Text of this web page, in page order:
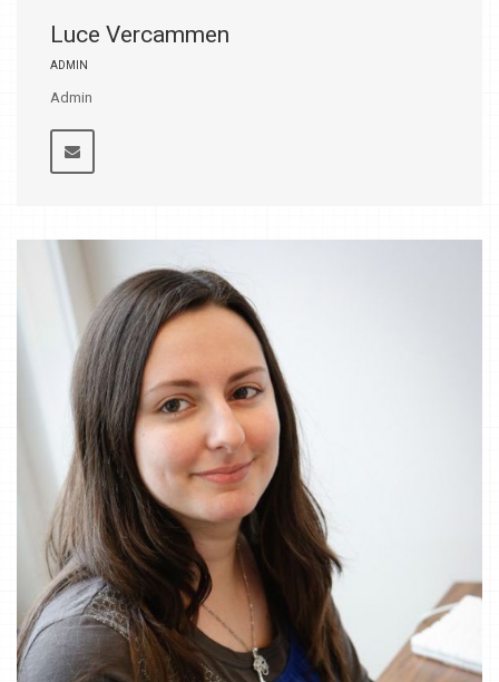
Luce Vercammen
ADMIN
Admin